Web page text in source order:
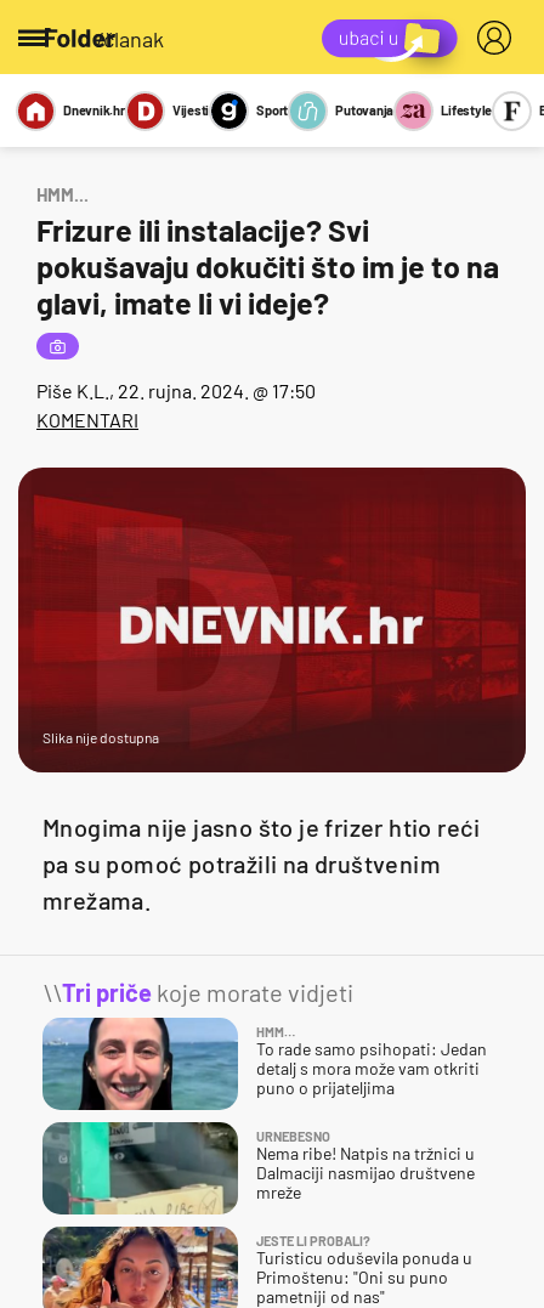
/članak
Miks Kviz
Report
Sexy
Dnevnik.hr Vijesti Sport Putovanja Lifestyle
HMM...
Frizure ili instalacije? Svi
pokušavaju dokučiti što im je to na
glavi, imate li vi ideje?
Piše K.L. , 22. rujna. 2024. @ 17:50
KOMENTARI
Slika nije dostupna
Mnogima nije jasno što je frizer htio reći
pa su pomoć potražili na društvenim
mrežama.
\\Tri priče koje morate vidjeti
HMM…
To rade samo psihopati: Jedan
detalj s mora može vam otkriti
puno o prijateljima
URNEBESNO
Nema ribe! Natpis na tržnici u
Dalmaciji nasmijao društvene
mreže
JESTE LI PROBALI?
Turisticu oduševila ponuda u
Primoštenu: "Oni su puno
pametniji od nas"